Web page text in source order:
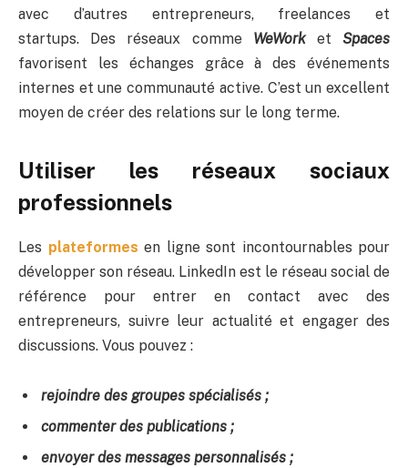
avec d’autres entrepreneurs, freelances et
startups. Des réseaux comme WeWorketSpaces
favorisent les échanges grâce à des événements
internes et une communauté active. C’est un excellent
moyen de créer des relations sur le long terme.
Utiliser les réseaux sociaux
professionnels
Les plateformes en ligne sont incontournables pour
développer son réseau. LinkedIn est le réseau social de
référence pour entrer en contact avec des
entrepreneurs, suivre leur actualité et engager des
discussions. Vous pouvez :
rejoindre des groupes spécialisés ;
commenter des publications ;
envoyer des messages personnalisés ;